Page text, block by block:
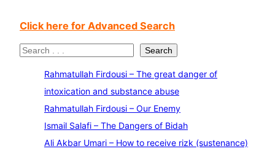
Click here for Advanced Search
S
Search
Rahmatullah Firdousi – The great danger of
intoxication and substance abuse
Rahmatullah Firdousi – Our Enemy
Ismail Salafi – The Dangers of Bidah
Ali Akbar Umari – How to receive rizk (sustenance)